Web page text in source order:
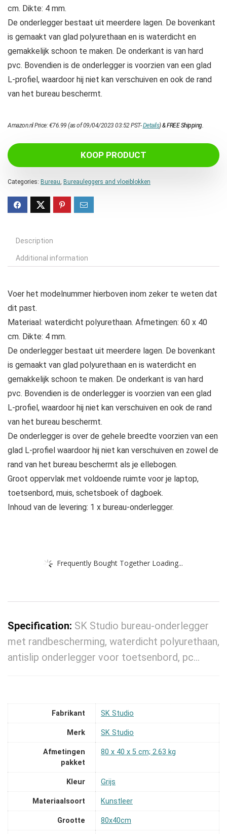
cm. Dikte: 4 mm.
De onderlegger bestaat uit meerdere lagen. De bovenkant
is gemaakt van glad polyurethaan en is waterdicht en
gemakkelijk schoon te maken. De onderkant is van hard
pvc. Bovendien is de onderlegger is voorzien van een glad
L-profiel, waardoor hij niet kan verschuiven en ook de rand
van het bureau beschermt.
Amazon.nl Price:€76.99 (as of 09/04/2023 03:52 PST-Details)&FREE Shipping.
KOOP PRODUCT
Categories: Bureau, Bureauleggers and vloeiblokken
Description
Additional information
Voer het modelnummer hierboven inom zeker te weten dat
dit past.
Materiaal: waterdicht polyurethaan. Afmetingen: 60 x 40
cm. Dikte: 4 mm.
De onderlegger bestaat uit meerdere lagen. De bovenkant
is gemaakt van glad polyurethaan en is waterdicht en
gemakkelijk schoon te maken. De onderkant is van hard
pvc. Bovendien is de onderlegger is voorzien van een glad
L-profiel, waardoor hij niet kan verschuiven en ook de rand
van het bureau beschermt.
De onderlegger is over de gehele breedte voorzien van een
glad L-profiel waardoor hij niet kan verschuiven en zowel de
rand van het bureau beschermt als je ellebogen.
Groot oppervlak met voldoende ruimte voor je laptop,
toetsenbord, muis, schetsboek of dagboek.
Inhoud van de levering: 1 x bureau-onderlegger.
Frequently Bought Together Loading...
Specification: SK Studio bureau-onderlegger
met randbescherming, waterdicht polyurethaan,
antislip onderlegger voor toetsenbord, pc…
Fabrikant ‎SK Studio
Merk ‎SK Studio
Afmetingen
pakket
‎80 x 40 x 5 cm; 2.63 kg
Kleur ‎Grijs
Materiaalsoort ‎Kunstleer
Grootte ‎80x40cm